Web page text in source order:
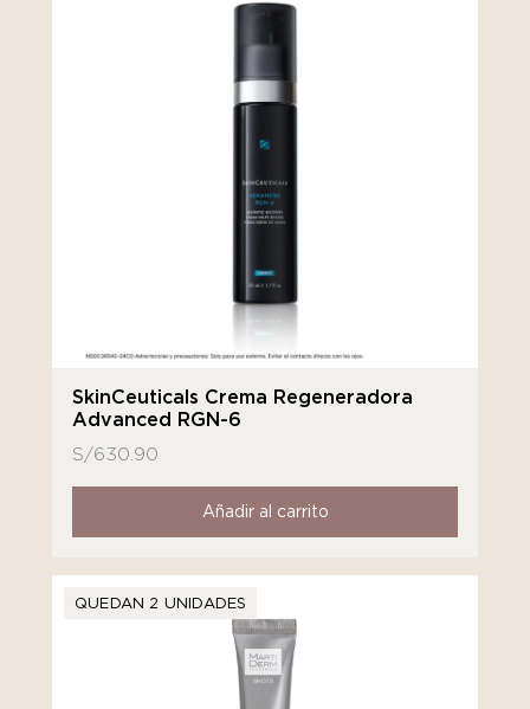
SkinCeuticals Crema Regeneradora
Advanced RGN-6
S/630.90
Añadir al carrito
QUEDAN 2 UNIDADES